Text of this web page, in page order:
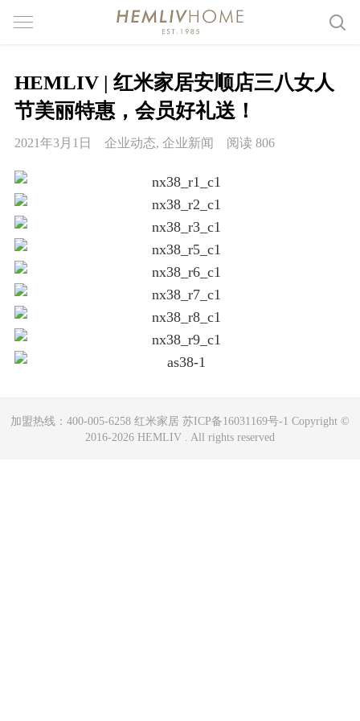
HEMLIV | 红米家居安顺店三八女人
节美丽特惠，会员好礼送！
2021年3月1日 企业动态, 企业新闻 阅读 806
加盟热线：400-005-6258 红米家居 苏ICP备16031169号-1 Copyright ©
2016-2026 HEMLIV . All rights reserved